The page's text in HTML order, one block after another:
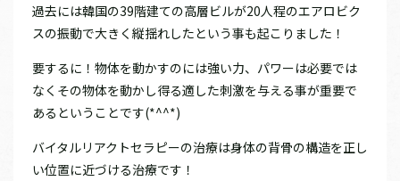
過去には韓国の39階建ての高層ビルが20人程のエアロビク
スの振動で大きく縦揺れしたという事も起こりました！
要するに！物体を動かすのには強い力、パワーは必要では
なくその物体を動かし得る適した刺激を与える事が重要で
あるということです(*^^*)
バイタルリアクトセラピーの治療は身体の背骨の構造を正し
い位置に近づける治療です！